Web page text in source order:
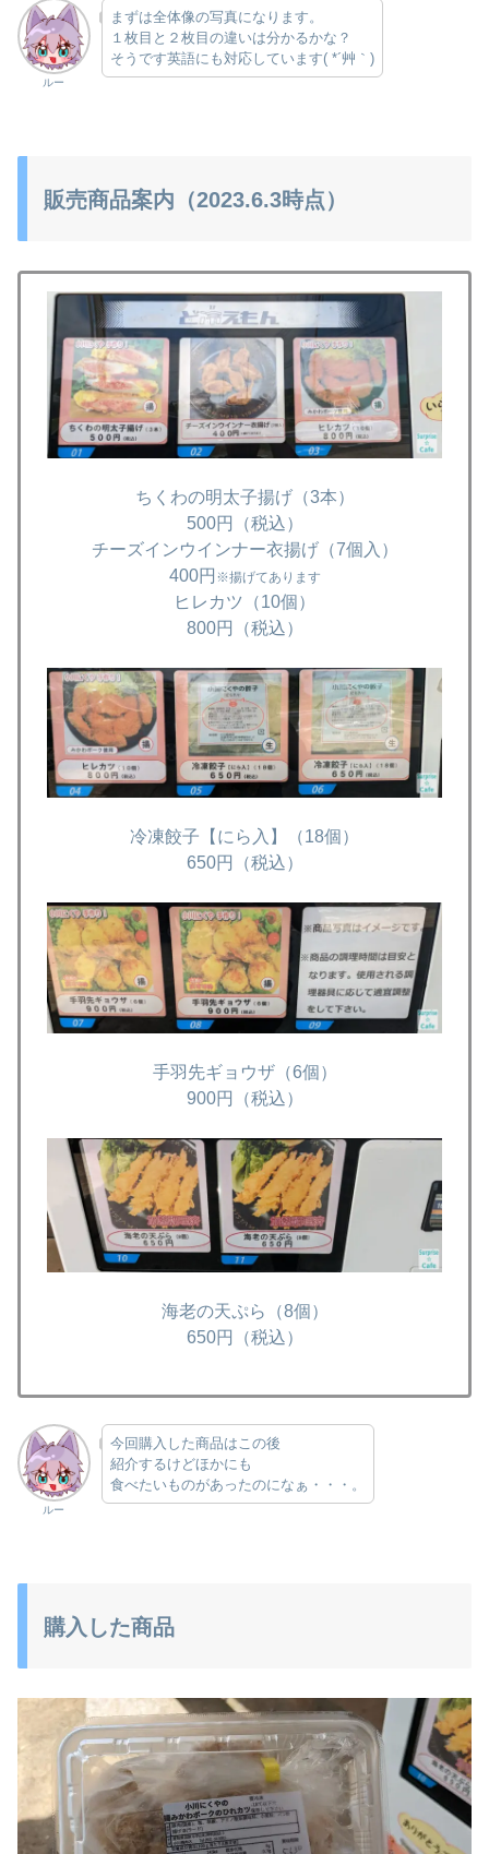
ルー
まずは全体像の写真になります。
１枚目と２枚目の違いは分かるかな？
そうです英語にも対応しています( *´艸｀)
販売商品案内（2023.6.3時点）
ちくわの明太子揚げ（3本）
500円（税込）
チーズインウインナー衣揚げ（7個入）
400円 ※揚げてあります
ヒレカツ（10個）
800円（税込）
冷凍餃子【にら入】（18個）
650円（税込）
手羽先ギョウザ（6個）
900円（税込）
海老の天ぷら（8個）
650円（税込）
ルー
今回購入した商品はこの後
紹介するけどほかにも
食べたいものがあったのになぁ・・・。
購入した商品